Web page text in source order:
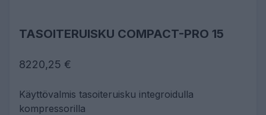
TASOITERUISKU COMPACT-PRO 15
8220,25 €
Käyttövalmis tasoiteruisku integroidulla
kompressorilla